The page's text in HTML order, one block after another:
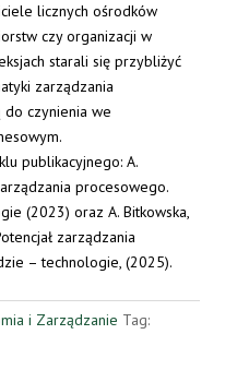
licznych ośrodków
czy organizacji w
starali się przybliżyć
zarządzania
czynienia we
publikacyjnego: A.
procesowego.
(2023) oraz A. Bitkowska,
zarządzania
– technologie, (2025).
i Zarządzanie Tag: